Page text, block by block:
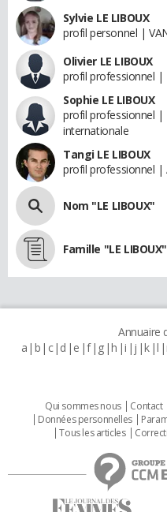
Sylvie LE LIBOUX
profil personnel |
Olivier LE LIBOUX
profil professionnel |
Sophie LE LIBOUX
profil professionnel |
internationale
Tangi LE LIBOUX
profil professionnel |
Nom "LE LIBOUX"
Famille "LE LIBOUX"
Annuaire
a b c d e f g h i j k l
Qui sommes nous Contact
Données personnelles
Tous les articles